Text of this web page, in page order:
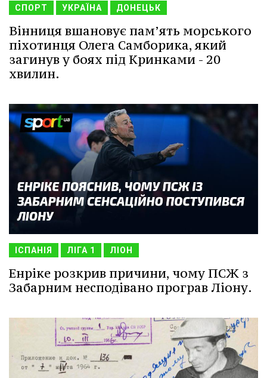
СПОРТ УКРАЇНА ДОНЕЦЬК
Вінниця вшановує пам’ять морського
піхотинця Олега Самборика, який
загинув у боях під Кринками - 20
хвилин.
ІСПАНІЯ ЛІГА 1 ЛІОН
Енріке розкрив причини, чому ПСЖ з
Забарним несподівано програв Ліону.